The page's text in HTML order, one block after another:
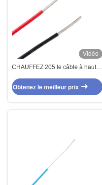
Vidéo
CHAUFFEZ 205 le câble à hautes
FEP pour l'instrumentation
Obtenez le meilleur prix